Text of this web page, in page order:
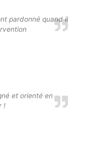
pardonné quand il
et orienté en
!